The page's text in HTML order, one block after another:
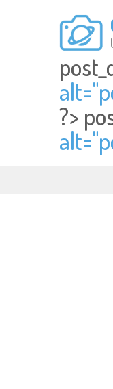
alt="
?>
alt="